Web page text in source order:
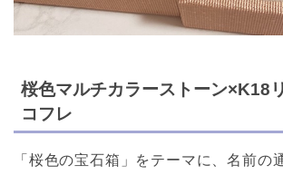
桜色マルチカラーストーン×K18
コフレ
「桜色の宝石箱」をテーマに、名前の